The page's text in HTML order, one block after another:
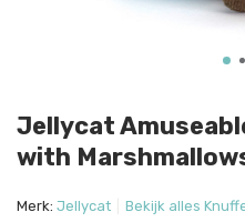
Jellycat
with
Merk: Jellycat Bekijk alles